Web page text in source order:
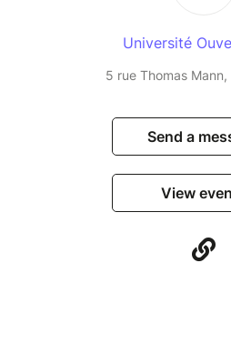
Université
5 rue Thomas
Send a
View